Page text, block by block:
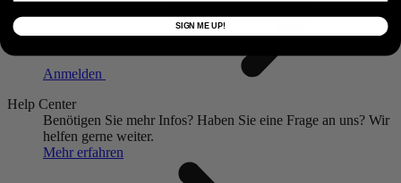
Anmelden
Help Center
Benötigen Sie mehr Infos? Haben Sie eine Frage an uns? Wir
helfen gerne weiter.
Mehr erfahren
SIGN ME UP!